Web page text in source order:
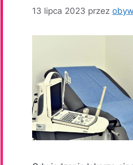
13 lipca 2023 przez